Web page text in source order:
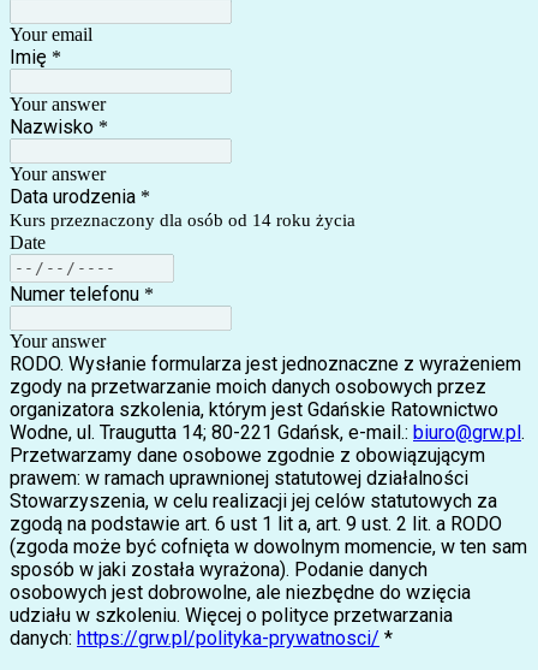
Your email
Imię *
Your answer
Nazwisko *
Your answer
Data urodzenia *
Kurs przeznaczony dla osób od 14 roku życia
Date
Numer telefonu *
Your answer
​RODO. Wysłanie formularza jest jednoznaczne z wyrażeniem
zgody na przetwarzanie moich danych osobowych przez
organizatora szkolenia, którym jest Gdańskie Ratownictwo
Wodne, ul. Traugutta 14; 80-221 Gdańsk, e-mail.: biuro@grw.pl.
Przetwarzamy dane osobowe zgodnie z obowiązującym
prawem: w ramach uprawnionej statutowej działalności
Stowarzyszenia, w celu realizacji jej celów statutowych za
zgodą na podstawie art. 6 ust 1 lit a, art. 9 ust. 2 lit. a RODO
(zgoda może być cofnięta w dowolnym momencie, w ten sam
sposób w jaki została wyrażona). Podanie danych
osobowych jest dobrowolne, ale niezbędne do wzięcia
udziału w szkoleniu. Więcej o polityce przetwarzania
danych: https://grw.pl/polityka-prywatnosci/ *